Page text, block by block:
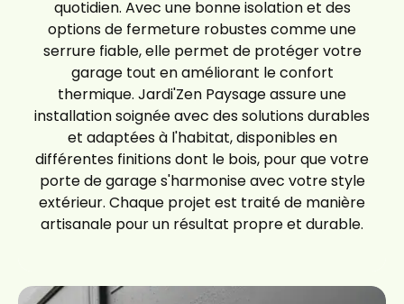
quotidien. Avec une bonne isolation et des
options de fermeture robustes comme une
serrure fiable, elle permet de protéger votre
garage tout en améliorant le confort
thermique. Jardi'Zen Paysage assure une
installation soignée avec des solutions durables
et adaptées à l'habitat, disponibles en
différentes finitions dont le bois, pour que votre
porte de garage s'harmonise avec votre style
extérieur. Chaque projet est traité de manière
artisanale pour un résultat propre et durable.